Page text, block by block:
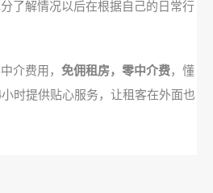
了解情况以后在根据自己的日常行
介费用， 免佣租房，零中介费，懂
时提供贴心服务，让租客在外面也